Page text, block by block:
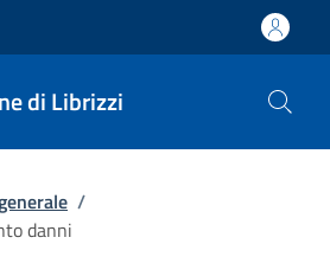
di Librizzi
/
danni